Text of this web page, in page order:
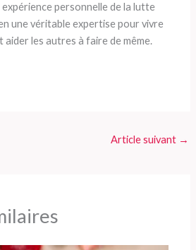
personnelle de la lutte
une véritable expertise pour vivre
aider les autres à faire de même.
Article suivant →